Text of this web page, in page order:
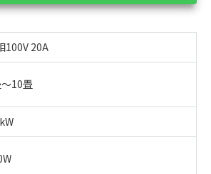
100V 20A
10畳